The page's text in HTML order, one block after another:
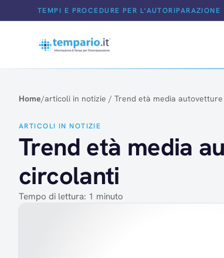
Salta al contenutoTEMPI E PROCEDURE PER L'AUTORIPARAZIONE
Home/articoli in notizie / Trend età media
ARTICOLI IN NOTIZIE
Trend età media
circolanti
Tempo di lettura: 1 minuto